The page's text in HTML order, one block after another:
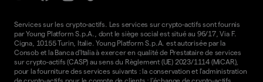
Services sur les crypto-actifs. Les services sur crypto-actifs sont fournis
par Young Platform S.p.A., dont le siège social est situé au 96/17, Via F.
Cigna, 10155 Turin, Italie. Young Platform S.p.A. est autorisée par la
Consob et la Banca d'Italia à exercer en qualité de Prestataire de services
sur crypto-actifs (CASP) au sens du Règlement (UE) 2023/1114 (MiCAR),
pour la fourniture des services suivants : la conservation et l'administration